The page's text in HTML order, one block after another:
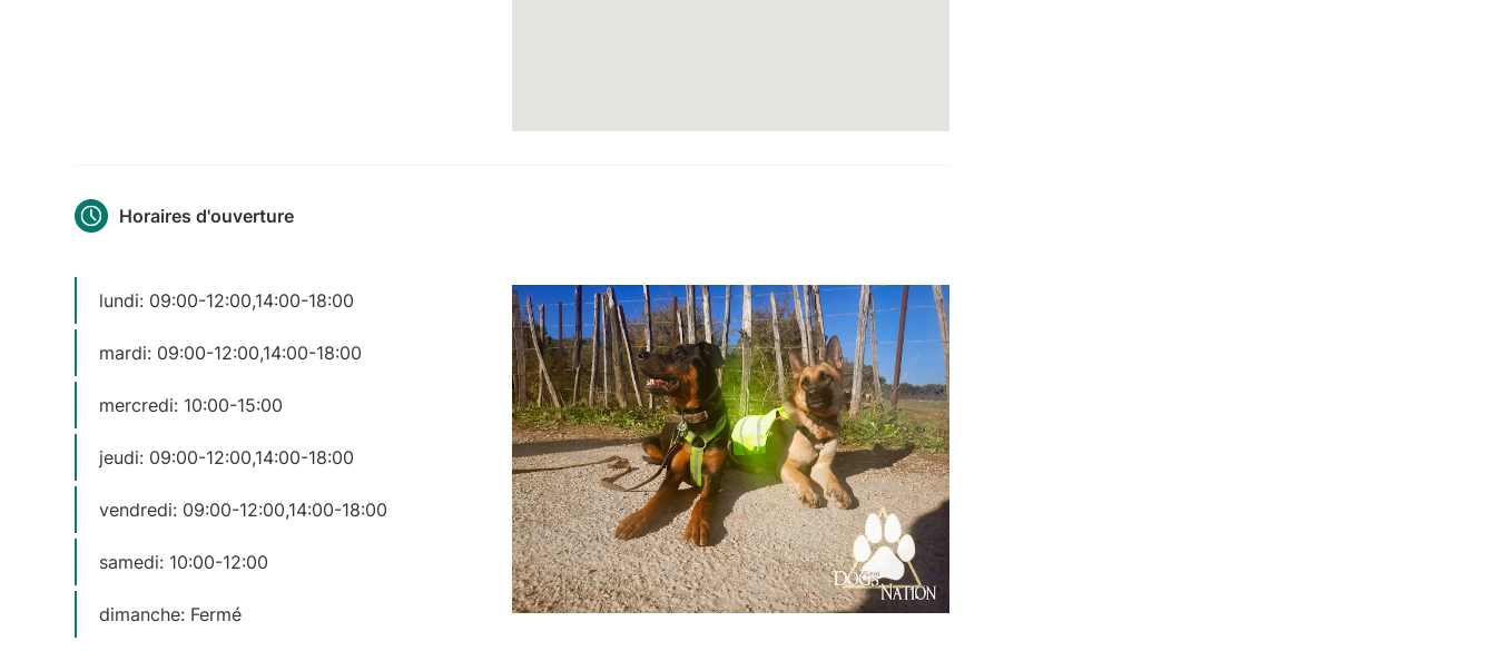
Horaires d'ouverture
lundi: 09:00-12:00,14:00-18:00
mardi: 09:00-12:00,14:00-18:00
mercredi: 10:00-15:00
jeudi: 09:00-12:00,14:00-18:00
vendredi: 09:00-12:00,14:00-18:00
samedi: 10:00-12:00
dimanche: Fermé